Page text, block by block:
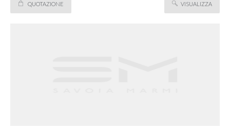
QUOTAZIONE VISUALIZZA